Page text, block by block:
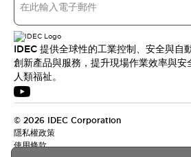
IDEC 提供全球性的工業控制、安全與自
創新產品與服務，提升現場作業效率與安
人類福祉。
© 2026 IDEC Corporation
隱私權政策
使用條款